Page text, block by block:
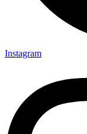
Instagram